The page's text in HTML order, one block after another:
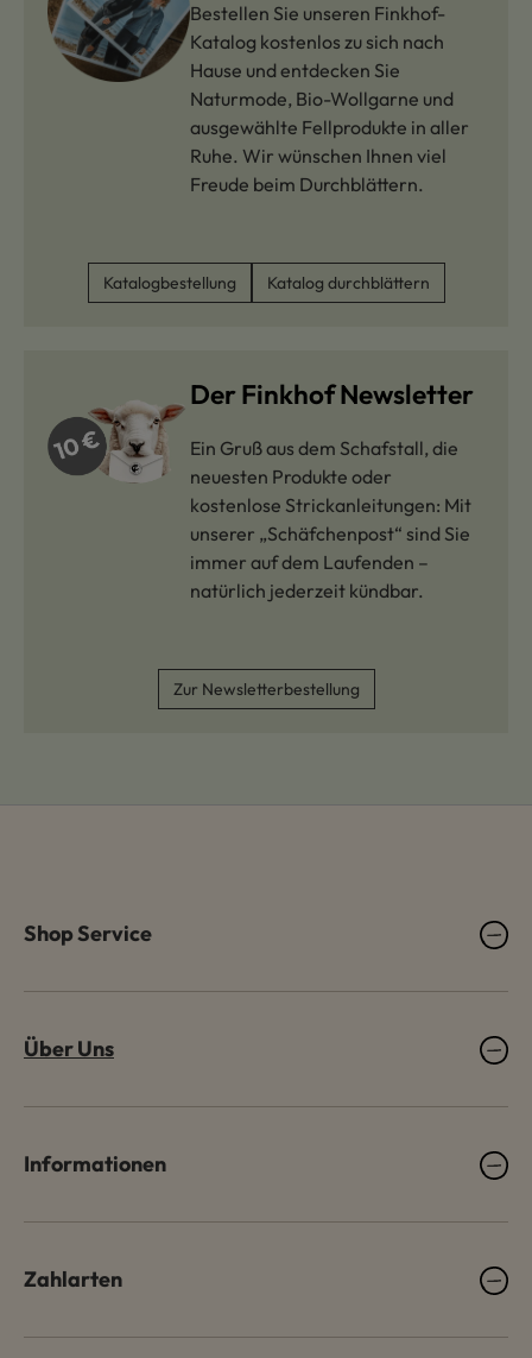
Bestellen Sie unseren Finkhof-
Katalog kostenlos zu sich nach
Hause und entdecken Sie
Naturmode, Bio-Wollgarne und
ausgewählte Fellprodukte in aller
Ruhe. Wir wünschen Ihnen viel
Freude beim Durchblättern.
Katalogbestellung Katalog durchblättern
Der Finkhof Newsletter
Ein Gruß aus dem Schafstall, die
neuesten Produkte oder
kostenlose Strickanleitungen: Mit
unserer „Schäfchenpost“ sind Sie
immer auf dem Laufenden –
natürlich jederzeit kündbar.
Zur Newsletterbestellung
Shop Service
Über Uns
Informationen
Zahlarten